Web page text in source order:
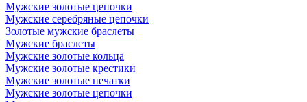
Мужские золотые цепочки
Мужские серебряные цепочки
Золотые мужские браслеты
Мужские браслеты
Мужские золотые кольца
Мужские золотые крестики
Мужские золотые печатки
Мужские золотые цепочки